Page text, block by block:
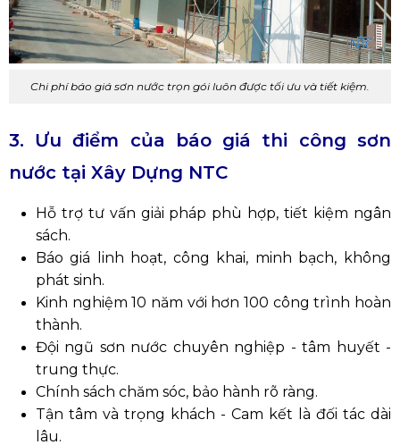
Chi phí báo giá sơn nước trọn gói luôn được tối ưu và tiết kiệm.
3. Ưu điểm của báo giá thi công sơn
nước tại Xây Dựng NTC
Hỗ trợ tư vấn giải pháp phù hợp, tiết kiệm ngân
sách.
Báo giá linh hoạt, công khai, minh bạch, không
phát sinh.
Kinh nghiệm 10 năm với hơn 100 công trình hoàn
thành.
Đội ngũ sơn nước chuyên nghiệp - tâm huyết -
trung thực.
Chính sách chăm sóc, bảo hành rõ ràng.
Tận tâm và trọng khách - Cam kết là đối tác dài
lâu.